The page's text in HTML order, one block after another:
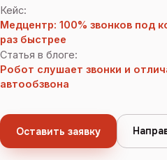
Кейс:
Медцентр: 100% звонков под
раз быстрее
Статья в блоге:
Робот слушает звонки и
автообзвона
Оставить заявку